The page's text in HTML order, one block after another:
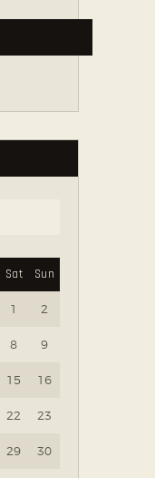
Sat Sun
1 2
8 9
15 16
22 23
29 30